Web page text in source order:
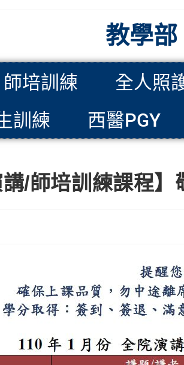
教學部
師培訓練 全人照
訓練
西醫PGY
/師培訓練課程